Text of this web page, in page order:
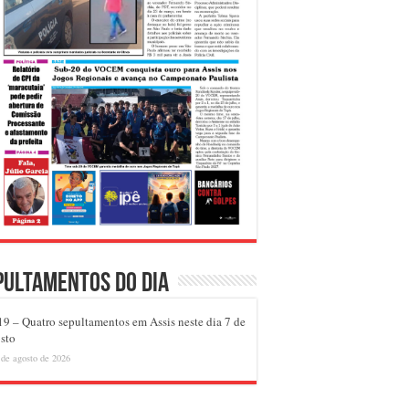
do dia
– Quatro sepultamentos em Assis neste dia 7 de
agosto de 2026